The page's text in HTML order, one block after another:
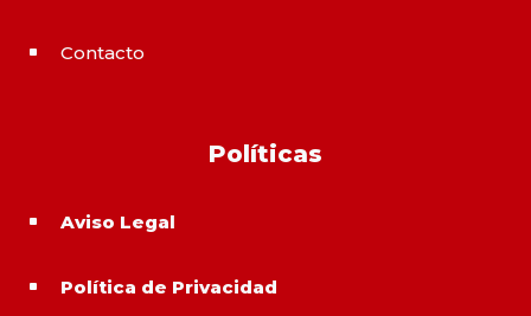
^ Contacto
Políticas
^ Aviso Legal
^ Política de Privacidad